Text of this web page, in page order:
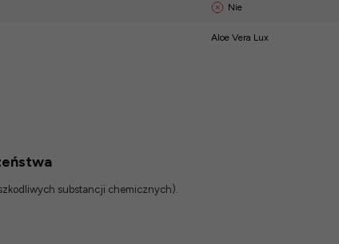
Nie
Aloe Vera Lux
substancji chemicznych).